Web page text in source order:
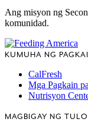
Ang misyon ng
komunidad.
KUMUHA NG
CalFresh
Mga Pagkain
Nutrisyon
MAGBIGAY NG